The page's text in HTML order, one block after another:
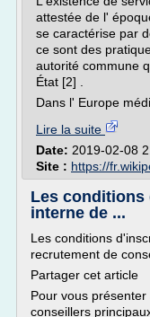
attestée de l'
se caractérise par
ce sont des
autorité commune
État [2] .
Dans l' Europe
Lire la suite
Date: 2019-02-08
Site : https://
Les
interne de ...
Les conditions
recrutement de
Partager cet article
Pour vous
conseillers